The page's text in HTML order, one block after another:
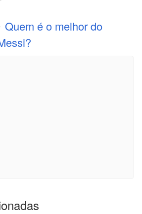
Quem é o melhor do